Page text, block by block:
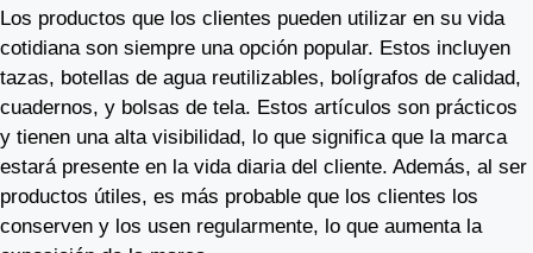
Los productos que los clientes pueden utilizar en su vida
cotidiana son siempre una opción popular. Estos incluyen
tazas, botellas de agua reutilizables, bolígrafos de calidad,
cuadernos, y bolsas de tela. Estos artículos son prácticos
y tienen una alta visibilidad, lo que significa que la marca
estará presente en la vida diaria del cliente. Además, al ser
productos útiles, es más probable que los clientes los
conserven y los usen regularmente, lo que aumenta la